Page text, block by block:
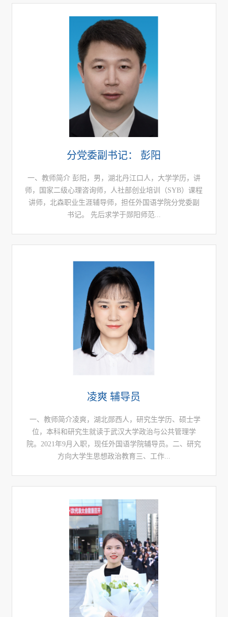
分党委副书记： 彭阳
一、教师简介 彭阳，男，湖北丹江口人，大学学历，讲
师，国家二级心理咨询师，人社部创业培训（SYB）课程
讲师，北森职业生涯辅导师，担任外国语学院分党委副
书记。 先后求学于郧阳师范...
凌爽 辅导员
​ 一、教师简介凌爽，湖北郧西人，研究生学历、硕士学
位，本科和研究生就读于武汉大学政治与公共管理学
院。2021年9月入职，现任外国语学院辅导员。二、研究
方向大学生思想政治教育三、工作...